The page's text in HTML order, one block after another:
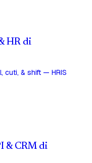
HR di
cuti, & shift — HRIS
& CRM di